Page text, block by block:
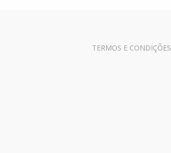
TERMOS E CONDIÇÕES